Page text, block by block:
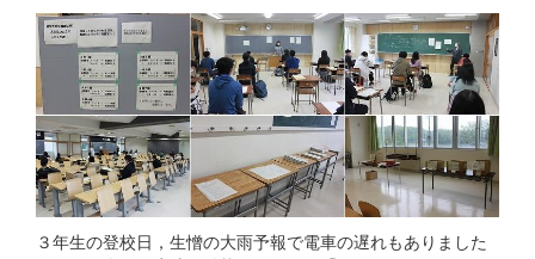
３年生の登校日，生憎の大雨予報で電車の遅れもありました